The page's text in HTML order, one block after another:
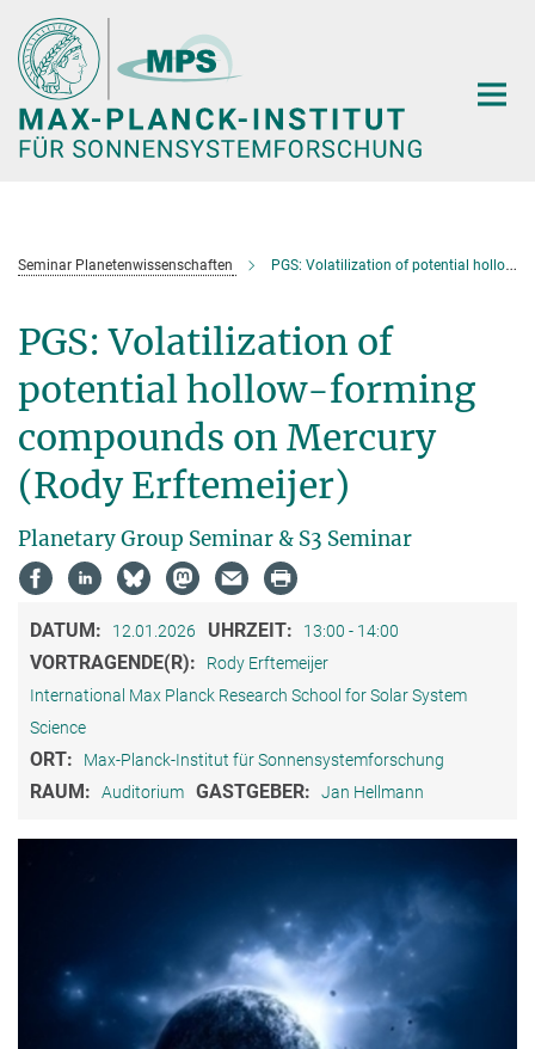
Hauptinhalt
Seminar Planetenwissenschaften PGS: Volatilization of potential hollow-forming compounds on Mercury (Rody Erftemeijer)
PGS: Volatilization of
potential hollow-forming
compounds on Mercury
(Rody Erftemeijer)
Planetary Group Seminar & S3 Seminar
DATUM: 12.01.2026 UHRZEIT: 13:00 - 14:00
VORTRAGENDE(R):
Rody Erftemeijer
International Max Planck Research School for Solar System
Science
ORT: Max-Planck-Institut für Sonnensystemforschung
RAUM: Auditorium GASTGEBER: Jan Hellmann